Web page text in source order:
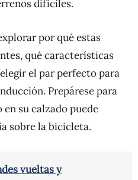
difíciles.
por qué estas
qué características
el par perfecto para
Prepárese para
su calzado puede
sobre la bicicleta.
vueltas y